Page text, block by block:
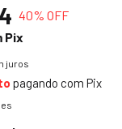
40% OFF
Pix
juros
pagando com Pix